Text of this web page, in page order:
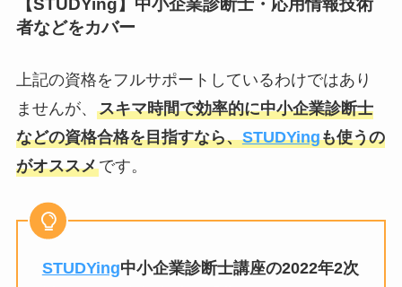
【STUDYing】中小企業診断士・応用情報技術
者などをカバー
上記の資格をフルサポートしているわけではあり
ませんが、 スキマ時間で効率的に中小企業診断士
などの資格合格を目指すなら、STUDYingも使うの
がオススメです。
STUDYing中小企業診断士講座の2022年2次